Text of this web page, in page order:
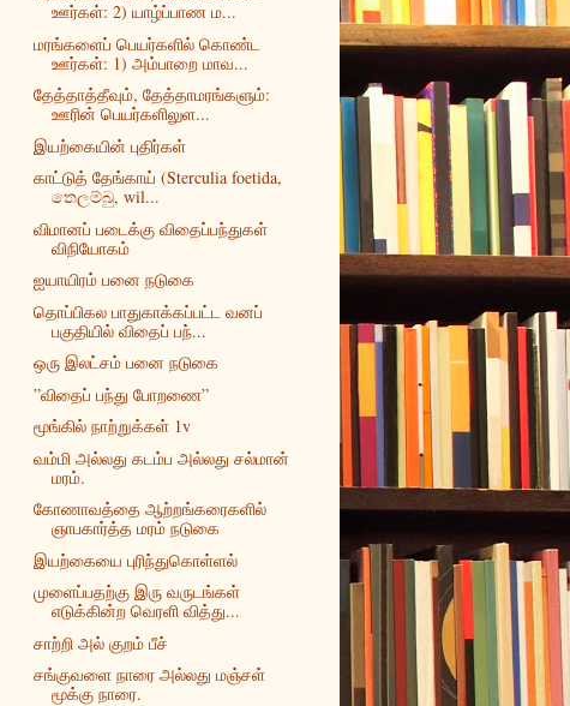
ஊர்கள்: 2) யாழ்ப்பாண ம...
மரங்களைப் பெயர்களில் கொண்ட
ஊர்கள்: 1) அம்பாறை மாவ...
தேத்தாத்தீவும், தேத்தாமரங்களும்:
ஊரின் பெயர்களிலுள...
இயற்கையின் புதிர்கள்
காட்டுத் தேங்காய் (Sterculia foetida,
තෙලම්බු, wil...
விமானப் படைக்கு விதைப்பந்துகள்
விநியோகம்
ஐயாயிரம் பனை நடுகை
தொப்பிகல பாதுகாக்கப்பட்ட வனப்
பகுதியில் விதைப் பந்...
ஒரு இலட்சம் பனை நடுகை
”விதைப் பந்து போறணை”
மூங்கில் நாற்றுக்கள் 1v
வம்மி அல்லது கடம்ப அல்லது சல்மான்
மரம்.
கோணாவத்தை ஆற்றங்கரைகளில்
ஞாபகார்த்த மரம் நடுகை
இயற்கையை புரிந்துகொள்ளல்
முளைப்பதற்கு இரு வருடங்கள்
எடுக்கின்ற வெரளி வித்து...
சாற்றி அல் குறம் பீச்
சங்குவளை நாரை அல்லது மஞ்சள்
மூக்கு நாரை.